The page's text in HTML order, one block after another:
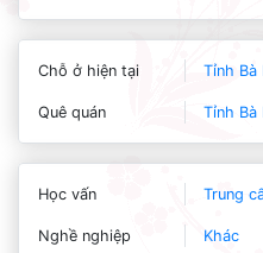
Chỗ ở hiện tại Tỉnh Bà
Quê quán Tỉnh Bà
Học vấn Trung
Nghề nghiệp Khác